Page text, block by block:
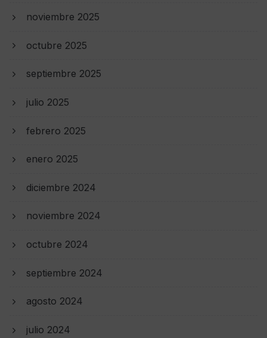
noviembre 2025
octubre 2025
septiembre 2025
julio 2025
febrero 2025
enero 2025
diciembre 2024
noviembre 2024
octubre 2024
septiembre 2024
agosto 2024
julio 2024